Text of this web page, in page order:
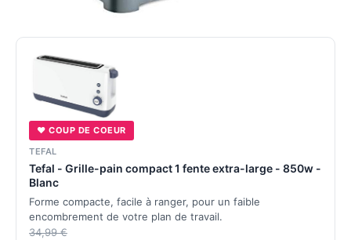
♥ COUP DE COEUR
TEFAL
Tefal - Grille-pain compact 1 fente extra-large - 850w -
Blanc
Forme compacte, facile à ranger, pour un faible
encombrement de votre plan de travail.
34,99 €